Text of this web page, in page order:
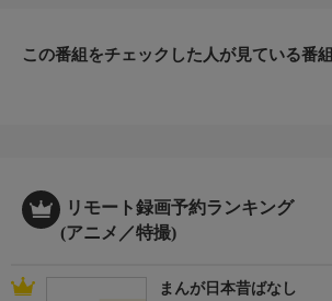
この番組をチェックした人が見ている番組
リモート録画予約ランキング
(アニメ／特撮)
まんが日本昔ばなし